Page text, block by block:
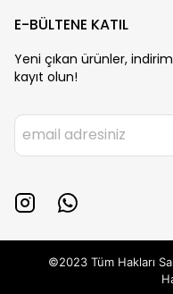
E-BÜLTENE KATIL
Yeni çıkan ürünler,
kayıt olun!
©2023 Tüm Hakları